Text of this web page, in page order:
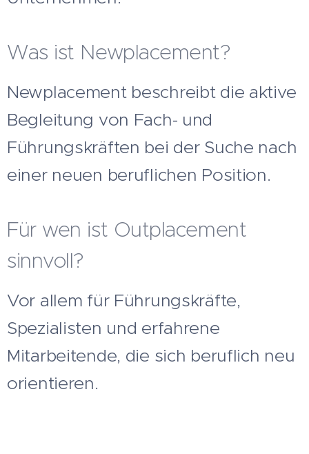
Was ist Newplacement?
Newplacement beschreibt die aktive
Begleitung von Fach- und
Führungskräften bei der Suche nach
einer neuen beruflichen Position.
Für wen ist Outplacement
sinnvoll?
Vor allem für Führungskräfte,
Spezialisten und erfahrene
Mitarbeitende, die sich beruflich neu
orientieren.